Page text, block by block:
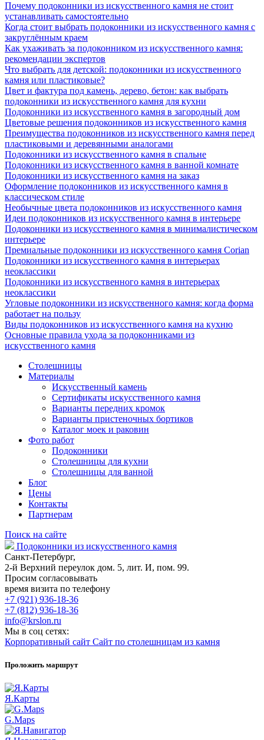
Почему подоконники из искусственного камня не стоит
устанавливать самостоятельно
Когда стоит выбрать подоконники из искусственного камня с
закруглённым краем
Как ухаживать за подоконником из искусственного камня:
рекомендации экспертов
Что выбрать для детской: подоконники из искусственного
камня или пластиковые?
Цвет и фактура под камень, дерево, бетон: как выбрать
подоконники из искусственного камня для кухни
Подоконники из искусственного камня в загородный дом
Цветовые решения подоконников из искусственного камня
Преимущества подоконников из искусственного камня перед
пластиковыми и деревянными аналогами
Подоконники из искусственного камня в спальне
Подоконники из искусственного камня в ванной комнате
Подоконники из искусственного камня на заказ
Оформление подоконников из искусственного камня в
классическом стиле
Необычные цвета подоконников из искусственного камня
Идеи подоконников из искусственного камня в интерьере
Подоконники из искусственного камня в минималистическом
интерьере
Премиальные подоконники из искусственного камня Corian
Подоконники из искусственного камня в интерьерах
неоклассики
Подоконники из искусственного камня в интерьерах
неоклассики
Угловые подоконники из искусственного камня: когда форма
работает на пользу
Виды подоконников из искусственного камня на кухню
Основные правила ухода за подоконниками из
искусственного камня
Столешницы
Материалы
Искусственный камень
Сертификаты искусственного камня
Варианты передних кромок
Варианты пристеночных бортиков
Каталог моек и раковин
Фото работ
Подоконники
Столешницы для кухни
Столешницы для ванной
Блог
Цены
Контакты
Партнерам
Поиск на сайте
Подоконники из искусственного камня
Санкт-Петербург,
2-й Верхний переулок дом. 5, лит. И, пом. 99.
Просим согласовывать
время визита по телефону
+7 (921) 936-18-36
+7 (812) 936-18-36
info@krslon.ru
Мы в соц сетях:
Корпоративный сайт Сайт по столешницам из камня
Проложить маршрут
Я.Карты
G.Maps